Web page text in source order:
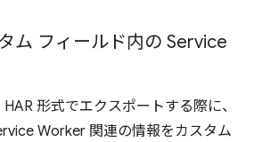
ム フィールド内の Service
形式でエクスポートする際に、
Worker 関連の情報をカスタム